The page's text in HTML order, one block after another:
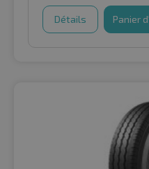
Détails Panier